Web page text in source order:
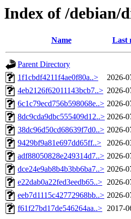
Index of /debian/
Name Last
Parent Directory
1f1cbdf4211f4ae0f80a..>
2026-
4eb2126f62011143bcb7..> 2026-
6c1c79ecd756b598068e..> 2026-
8dc9cda9dbc555409d12..> 2026-
38dc96d50cd68639f7d0..> 2026-
9429bf9a81e697dd65ff..>
2026-
adf88050828e249314d7..> 2026-
dce24e9ab8b4b3bb6ba7..> 2026-
e22dab0a22fed3eedb65..> 2026-
eeb7d1115c42772968bb..> 2026-
f61f27bd17de546264aa..> 2017-